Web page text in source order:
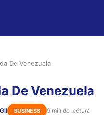
De Venezuela
De Venezuela
BUSINESS 9 min de lectura